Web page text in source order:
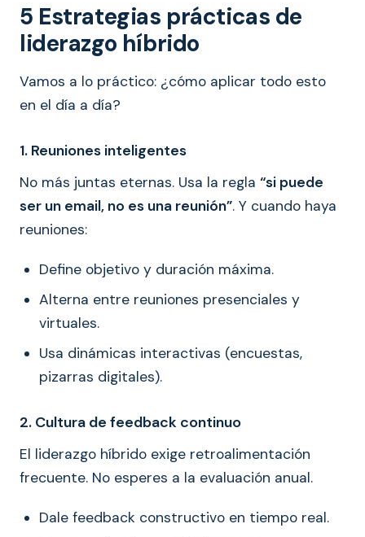
5 Estrategias prácticas de
liderazgo híbrido
Vamos a lo práctico: ¿cómo aplicar todo esto
en el día a día?
1. Reuniones inteligentes
No más juntas eternas. Usa la regla “si puede
ser un email, no es una reunión”. Y cuando haya
reuniones:
Define objetivo y duración máxima.
Alterna entre reuniones presenciales y
virtuales.
Usa dinámicas interactivas (encuestas,
pizarras digitales).
2. Cultura de feedback continuo
El liderazgo híbrido exige retroalimentación
frecuente. No esperes a la evaluación anual.
Dale feedback constructivo en tiempo real.